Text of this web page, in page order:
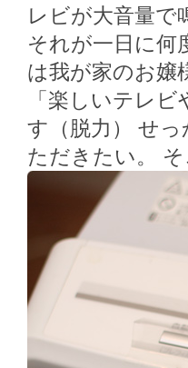
レビが大音量で
それが一日に何
は我が家のお嬢
「楽しいテレ
す（脱力） せ
ただきたい。 そ